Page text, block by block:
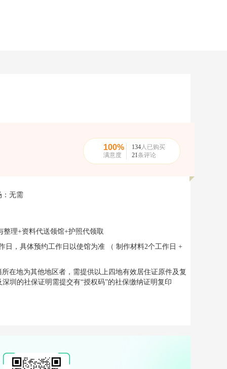
100%
满意度
134人已购买
21条评论
无需
理+资料代送领馆+护照代领取
日，具体预约工作日以使馆为准 （ 制作材料2个工作日 +
在地为其他地区者，需提供以上四地有效居住证原件及复
圳的社保证明需提交有“授权码”的社保缴纳证明复印